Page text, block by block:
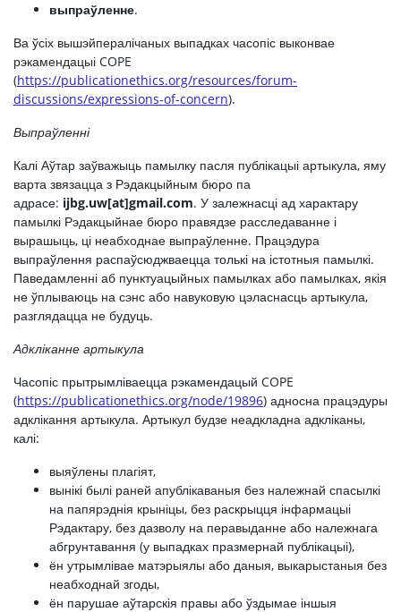
выпраўленне.
Ва ўсіх вышэйпералічаных выпадках часопіс выконвае
рэкамендацыі COPE
(https://publicationethics.org/resources/forum-
discussions/expressions-of-concern).
Выпраўленні
Калі Аўтар заўважыць памылку пасля публікацыі артыкула, яму
варта звязацца з Рэдакцыйным бюро па
адрасе: ijbg.uw[at]gmail.com. У залежнасці ад характару
памылкі Рэдакцыйнае бюро правядзе расследаванне і
вырашыць, ці неабходнае выпраўленне. Працэдура
выпраўлення распаўсюджваецца толькі на істотныя памылкі.
Паведамленні аб пунктуацыйных памылках або памылках, якія
не ўплываюць на сэнс або навуковую цэласнасць артыкула,
разглядацца не будуць.
Адкліканне артыкула
Часопіс прытрымліваецца рэкамендацый COPE
(https://publicationethics.org/node/19896) адносна працэдуры
адклікання артыкула. ​​Артыкул будзе неадкладна адкліканы,
калі:
выяўлены плагіят,
вынікі былі раней апублікаваныя без належнай спасылкі
на папярэднія крыніцы, без раскрыцця інфармацыі
Рэдактару, без дазволу на перавыданне або належнага
абгрунтавання (у выпадках празмернай публікацыі),
ён утрымлівае матэрыялы або даныя, выкарыстаныя без
неабходнай згоды,
ён парушае аўтарскія правы або ўздымае іншыя